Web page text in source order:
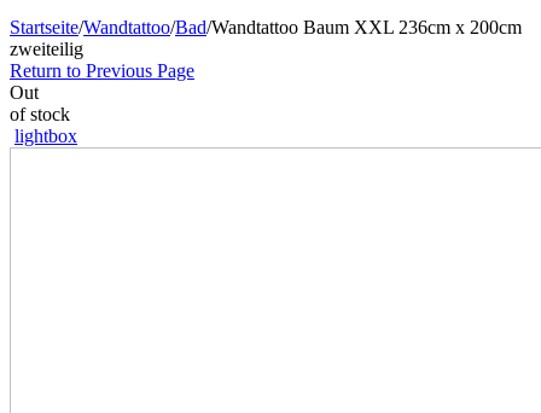
Startseite/Wandtattoo/Bad/Wandtattoo Baum XXL 236cm x 200cm
zweiteilig
Return to Previous Page
Out
of stock
lightbox